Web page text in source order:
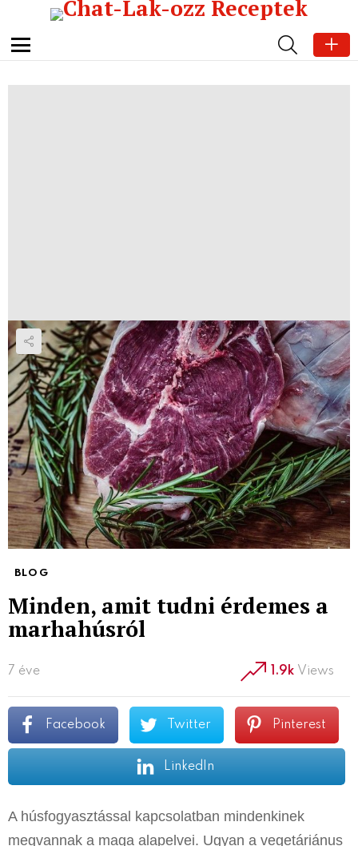
Menu
SEARCH
BLOG
Minden, amit tudni érdemes a
marhahúsról
7 éve 1.9k Views
Facebook Twitter Pinterest
LinkedIn
A húsfogyasztással kapcsolatban mindenkinek
megvannak a maga alapelvei. Ugyan a vegetáriánus